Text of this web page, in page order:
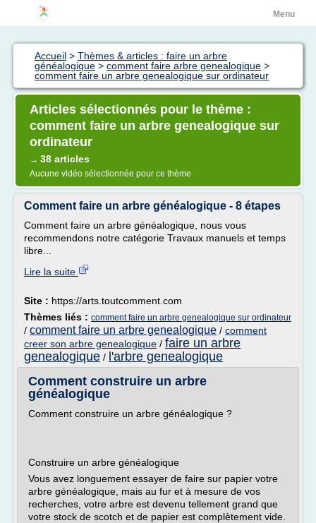
Menu
Accueil > Thèmes & articles : faire un arbre
généalogique > comment faire arbre genealogique >
comment faire un arbre genealogique sur ordinateur
Articles sélectionnés pour le thème :
comment faire un arbre genealogique sur
ordinateur
→ 38 articles
Aucune vidéo sélectionnée pour ce thème
Comment faire un arbre généalogique - 8 étapes
Comment faire un arbre généalogique, nous vous
recommendons notre catégorie Travaux manuels et temps
libre...
Lire la suite
Site : https://arts.toutcomment.com
Thèmes liés : comment faire un arbre genealogique sur ordinateur
/ comment faire un arbre genealogique / comment
creer son arbre genealogique / faire un arbre
genealogique / l'arbre genealogique
Comment construire un arbre
généalogique
Comment construire un arbre généalogique ?
Construire un arbre généalogique
Vous avez longuement essayer de faire sur papier votre
arbre généalogique, mais au fur et à mesure de vos
recherches, votre arbre est devenu tellement grand que
votre stock de scotch et de papier est complètement vide.